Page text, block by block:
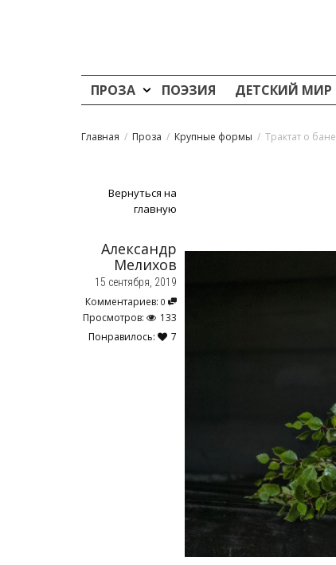
ПРОЗА ПОЭЗИЯ ДЕТСКИЙ МИР
Главная Проза Крупные формы Трактат о бане
Вернуться на
главную
Александр
Мелихов
15 сентября, 2019
Комментариев: 0
Просмотров:
133
Понравилось:
7